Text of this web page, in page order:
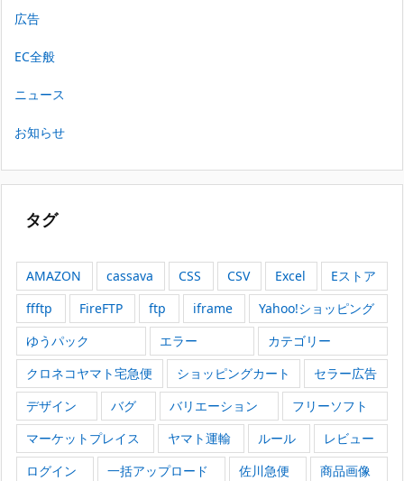
広告
EC全般
ニュース
お知らせ
タグ
AMAZON cassava CSS CSV Excel
Eストア
ffftp
FireFTP ftp iframe
Yahoo!ショッピング
ゆうパック
エラー
カテゴリー
クロネコヤマト宅急便
ショッピングカート
セラー広告
デザイン
バグ バリエーション
フリーソフト
マーケットプレイス
ヤマト運輸 ルール
レビュー
ログイン
一括アップロード 佐川急便
商品画像